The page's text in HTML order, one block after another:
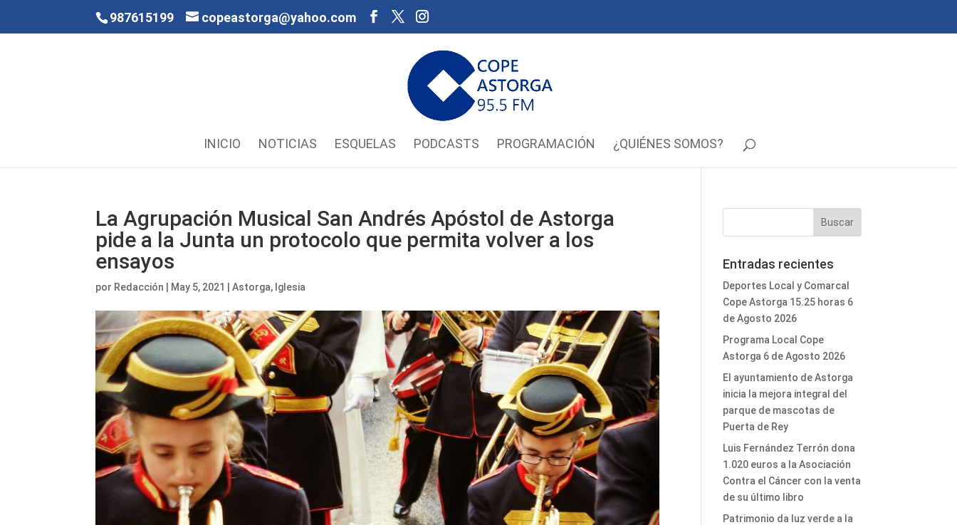
987615199 copeastorga@yahoo.com
INICIO NOTICIAS ESQUELAS PODCASTS PROGRAMACIÓN ¿QUIÉNES SOMOS?
La Agrupación Musical San Andrés Apóstol de Astorga
pide a la Junta un protocolo que permita volver a los
ensayos
por Redacción May 5, 2021 |Astorga, Iglesia
Entradas recientes
Deportes Local y Comarcal
Cope Astorga 15.25 horas 6
de Agosto 2026
Programa Local Cope
Astorga 6 de Agosto 2026
El ayuntamiento de Astorga
inicia la mejora integral del
parque de mascotas de
Puerta de Rey
Luis Fernández Terrón dona
1.020 euros a la Asociación
Contra el Cáncer con la venta
de su último libro
Patrimonio da luz verde a la